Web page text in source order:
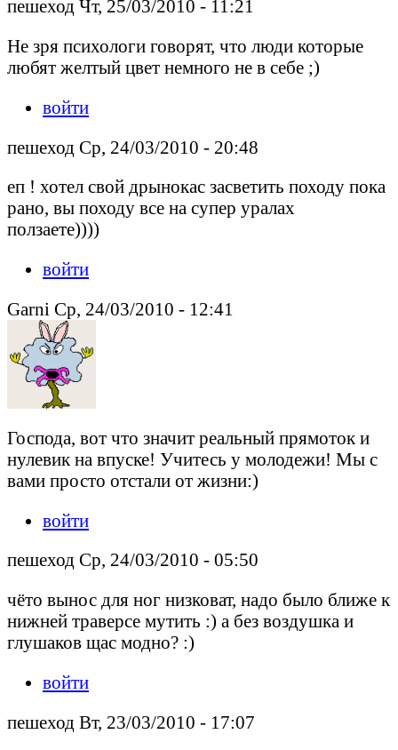
пешеход Чт, 25/03/2010 - 11:21
Не зря психологи говорят, что люди которые
любят желтый цвет немного не в себе ;)
войти
пешеход Ср, 24/03/2010 - 20:48
еп ! хотел свой дрынокас засветить походу пока
рано, вы походу все на супер уралах
ползаете))))
войти
Garni Ср, 24/03/2010 - 12:41
Господа, вот что значит реальный прямоток и
нулевик на впуске! Учитесь у молодежи! Мы с
вами просто отстали от жизни:)
войти
пешеход Ср, 24/03/2010 - 05:50
чёто вынос для ног низковат, надо было ближе к
нижней траверсе мутить :) а без воздушка и
глушаков щас модно? :)
войти
пешеход Вт, 23/03/2010 - 17:07